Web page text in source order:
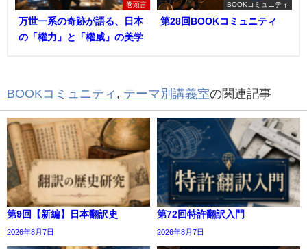
巻頭言
万世一系の奇跡が語る、日本
の「權力」と「權威」の美学
BOOKコミュニティ
第28回BOOKコミュニティ
BOOKコミュニティ , テーマ別講義室の関連記事
第9回【新編】日本翻訳史
2026年8月7日
第72回特許翻訳入門
2026年8月7日